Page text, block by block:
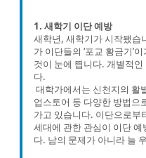
1. 새학기 이단 예방
새학년, 새학기가 시작됐습
가 이단들의 ‘포교 황금기’
것이 눈에 띕니다. 개별적인
다.
대학가에서는 신천지의 활
업스토어 등 다양한 방법으
가고 있습니다. 이단으로부
세대에 관한 관심이 이단
다. 남의 문제가 아니라 늘